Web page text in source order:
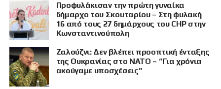
Προφυλάκισαν την πρώτη γυναίκα
δήμαρχο του Σκουταρίου – Στη φυλακή
16 από τους 27 δημάρχους του CHP στην
Κωνσταντινούπολη
Ζαλούζνι: Δεν βλέπει προοπτική ένταξης
της Ουκρανίας στο ΝΑΤΟ – “Για χρόνια
ακούγαμε υποσχέσεις”